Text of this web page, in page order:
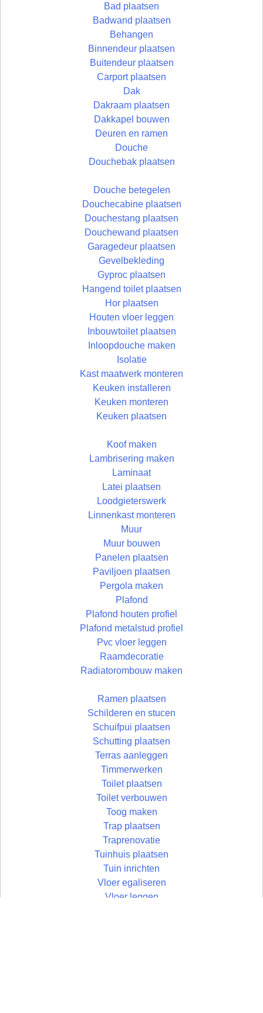
Bad plaatsen
Badwand plaatsen
Behangen
Binnendeur plaatsen
Buitendeur plaatsen
Carport plaatsen
Dak
Dakraam plaatsen
Dakkapel bouwen
Deuren en ramen
Douche
Douchebak plaatsen
Douche betegelen
Douchecabine plaatsen
Douchestang plaatsen
Douchewand plaatsen
Garagedeur plaatsen
Gevelbekleding
Gyproc plaatsen
Hangend toilet plaatsen
Hor plaatsen
Houten vloer leggen
Inbouwtoilet plaatsen
Inloopdouche maken
Isolatie
Kast maatwerk monteren
Keuken installeren
Keuken monteren
Keuken plaatsen
Koof maken
Lambrisering maken
Laminaat
Latei plaatsen
Loodgieterswerk
Linnenkast monteren
Muur
Muur bouwen
Panelen plaatsen
Paviljoen plaatsen
Pergola maken
Plafond
Plafond houten profiel
Plafond metalstud profiel
Pvc vloer leggen
Raamdecoratie
Radiatorombouw maken
Ramen plaatsen
Schilderen en stucen
Schuifpui plaatsen
Schutting plaatsen
Terras aanleggen
Timmerwerken
Toilet plaatsen
Toilet verbouwen
Toog maken
Trap plaatsen
Traprenovatie
Tuinhuis plaatsen
Tuin inrichten
Vloer egaliseren
Vloer leggen